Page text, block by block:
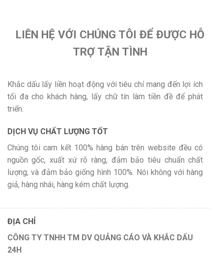
LIÊN HỆ VỚI CHÚNG TÔI ĐỂ ĐƯỢC HỖ
TRỢ TẬN TÌNH
Khắc dấu lấy liền hoạt động với tiêu chí mang đến lợi ích
tối đa cho khách hàng, lấy chữ tín làm tiền đề để phát
triển.
DỊCH VỤ CHẤT LƯỢNG TỐT
Chúng tôi cam kết 100% hàng bán trên website đều có
nguồn gốc, xuất xứ rõ ràng, đảm bảo tiêu chuẩn chất
lượng, và đảm bảo giống hình 100%. Nói không với hàng
giả, hàng nhái, hàng kém chất lượng.
ĐỊA CHỈ
CÔNG TY TNHH TM DV QUẢNG CÁO VÀ KHẮC DẤU
24H